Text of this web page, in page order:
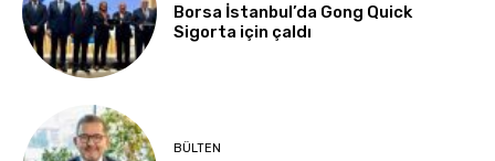
Borsa İstanbul’da Gong Quick
Sigorta için çaldı
BÜLTEN